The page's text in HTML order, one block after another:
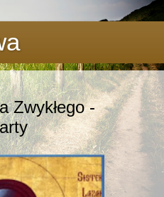
Zwykłego -